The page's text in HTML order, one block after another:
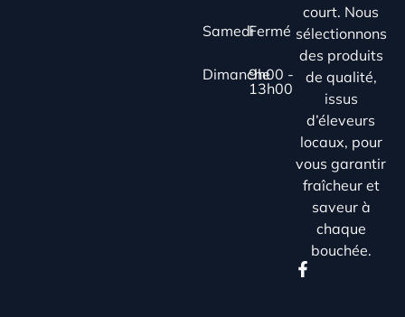
court. Nous
sélectionnons
des produits
de qualité,
issus
d’éleveurs
locaux, pour
vous garantir
fraîcheur et
saveur à
chaque
bouchée.
SamediFermé
Dimanche9h00 -
13h00